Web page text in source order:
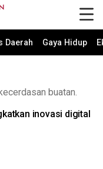
Daerah Gaya Hidup
buatan.
inovasi digital